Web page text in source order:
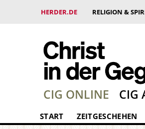
HERDER.DE RELIGION &
CIG ONLINE CIG
START ZEITGESCHEHEN